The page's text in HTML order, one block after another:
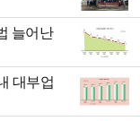
늘어난
대부업